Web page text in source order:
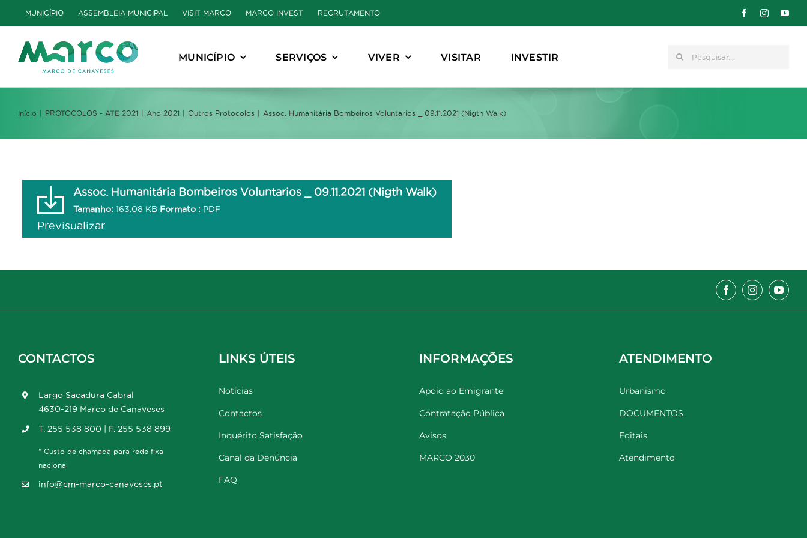
to
content
MUNICÍPIO ASSEMBLEIA MUNICIPAL VISIT MARCO MARCO INVEST RECRUTAMENTO
MUNICÍPIO SERVIÇOS VIVER VISITAR INVESTIR Pesquisar
Início PROTOCOLOS - ATE 2021 Ano 2021 Outros Protocolos Assoc. Humanitária Bombeiros Voluntarios _ 09.11.2021 (Nigth Walk)
Assoc. Humanitária Bombeiros Voluntarios _ 09.11.2021 (Nigth Walk)
Tamanho: 163.08 KB Formato : PDF
Previsualizar
CONTACTOS
Largo Sacadura Cabral
4630-219 Marco de Canaveses
T. 255 538 800 | F. 255 538 899
* Custo de chamada para rede fixa
nacional
info@cm-marco-canaveses.pt
LINKS ÚTEIS
Notícias
Contactos
Inquérito Satisfação
Canal da Denúncia
FAQ
INFORMAÇÕES
Apoio ao Emigrante
Contratação Pública
Avisos
MARCO 2030
ATENDIMENTO
Urbanismo
DOCUMENTOS
Editais
Atendimento